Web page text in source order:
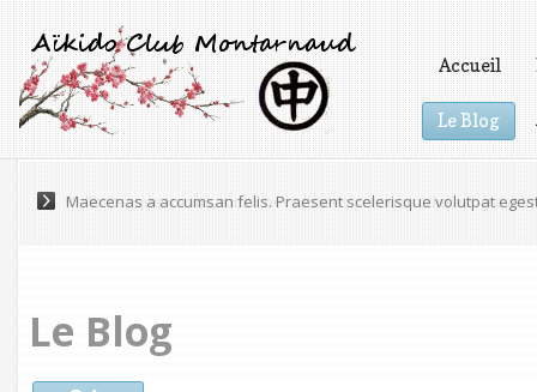
Accueil
Le Blog
Maecenas a accumsan felis. Praesent scelerisque volutpat
Le Blog